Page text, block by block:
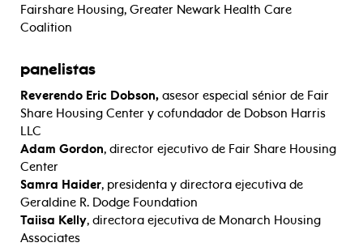
Fairshare Housing, Greater Newark Health Care
Coalition
panelistas
Reverendo Eric Dobson, asesor especial sénior de Fair
Share Housing Center y cofundador de Dobson Harris
LLC
Adam Gordon, director ejecutivo de Fair Share Housing
Center
Samra Haider, presidenta y directora ejecutiva de
Geraldine R. Dodge Foundation
Taiisa Kelly, directora ejecutiva de Monarch Housing
Associates